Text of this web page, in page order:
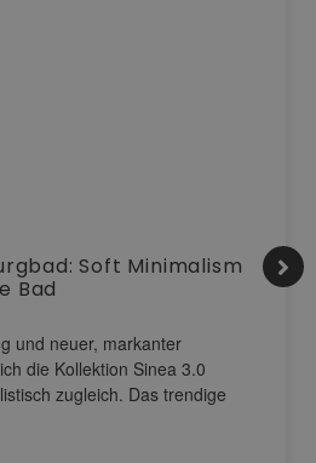
Soft Minimalism
Bad
und neuer, markanter
die Kollektion Sinea 3.0
zugleich. Das trendige